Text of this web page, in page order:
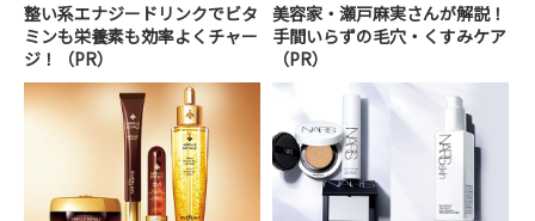
整い系エナジードリンクでビタ
ミンも栄養素も効率よくチャー
ジ！（PR）
美容家・瀬戸麻実さんが解説！
手間いらずの毛穴・くすみケア
（PR）